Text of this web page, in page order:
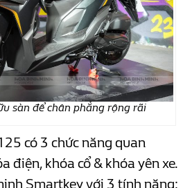
sàn để chân phẳng rộng rãi
có 3 chức năng quan
điện, khóa cổ & khóa yên xe.
Smartkey với 3 tính năng: